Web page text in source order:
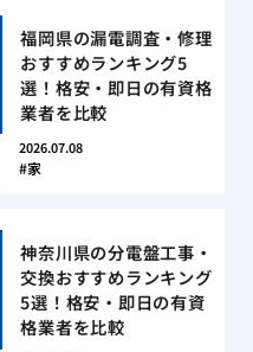
福岡県の漏電調査・修理
おすすめランキング5
選！格安・即日の有資格
業者を比較
2026.07.08
家
神奈川県の分電盤工事・
交換おすすめランキング
5選！格安・即日の有資
格業者を比較